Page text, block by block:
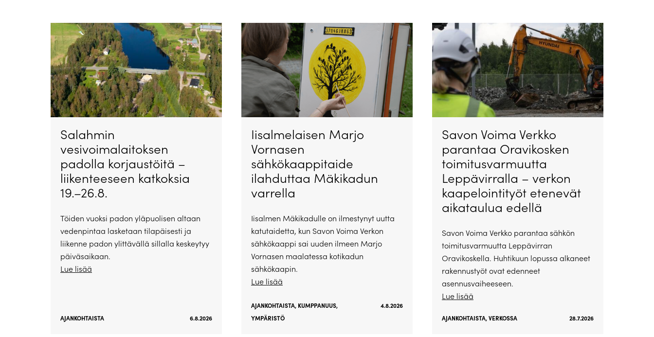
Salahmin
vesivoimalaitoksen
padolla korjaustöitä –
liikenteeseen katkoksia
19.–26.8.
Töiden vuoksi padon yläpuolisen altaan
vedenpintaa lasketaan tilapäisesti ja
liikenne padon ylittävällä sillalla keskeytyy
päiväsaikaan.
Lue lisää
AJANKOHTAISTA 6.8.2026
Iisalmelaisen Marjo
Vornasen
sähkökaappitaide
ilahduttaa Mäkikadun
varrella
Iisalmen Mäkikadulle on ilmestynyt uutta
katutaidetta, kun Savon Voima Verkon
sähkökaappi sai uuden ilmeen Marjo
Vornasen maalatessa kotikadun
sähkökaapin.
Lue lisää
AJANKOHTAISTA, KUMPPANUUS,
YMPÄRISTÖ
4.8.2026
Savon Voima Verkko
parantaa Oravikosken
toimitusvarmuutta
Leppävirralla – verkon
kaapelointityöt etenevät
aikataulua edellä
Savon Voima Verkko parantaa sähkön
toimitusvarmuutta Leppävirran
Oravikoskella. Huhtikuun lopussa alkaneet
rakennustyöt ovat edenneet
asennusvaiheeseen.
Lue lisää
AJANKOHTAISTA,VERKOSSA 28.7.2026